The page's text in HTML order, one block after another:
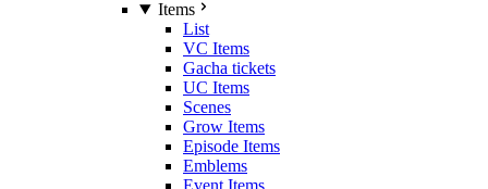
Items
List
VC Items
Gacha tickets
UC Items
Scenes
Grow Items
Episode Items
Emblems
Event Items